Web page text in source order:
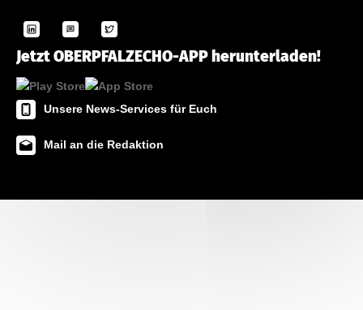
Jetzt OBERPFALZECHO-APP herunterladen!
Unsere News-Services für Euch
Mail an die Redaktion